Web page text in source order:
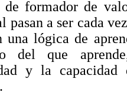
de formador de
pasan a ser cada
una lógica de
del que
y la